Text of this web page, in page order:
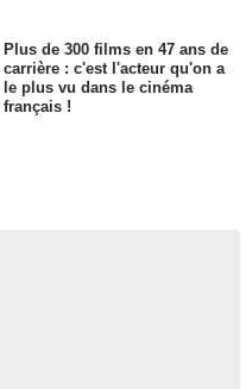
Plus de 300 films en 47 ans de
carrière : c'est l'acteur qu'on a
le plus vu dans le cinéma
français !